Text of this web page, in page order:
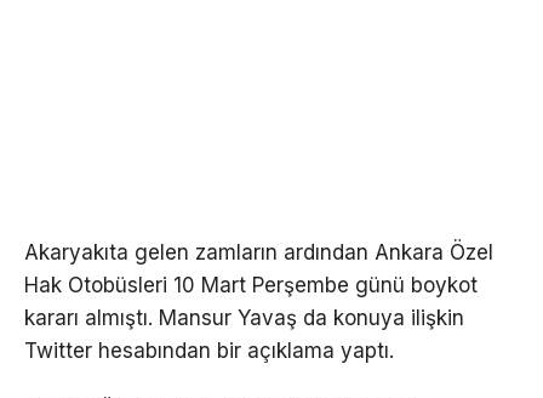
Akaryakıta gelen zamların ardından Ankara Özel
Hak Otobüsleri 10 Mart Perşembe günü boykot
kararı almıştı. Mansur Yavaş da konuya ilişkin
Twitter hesabından bir açıklama yaptı.